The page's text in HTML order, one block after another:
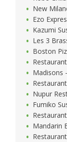
New
Ezo
Kazumi
Les 3
Boston
Madisons -
Nupur
Fumiko
Mandarin